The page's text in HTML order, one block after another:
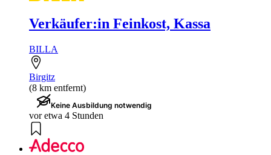
Verkäufer:in Feinkost, Kassa
BILLA
Birgitz
(8 km entfernt)
Keine Ausbildung notwendig
vor etwa 4 Stunden